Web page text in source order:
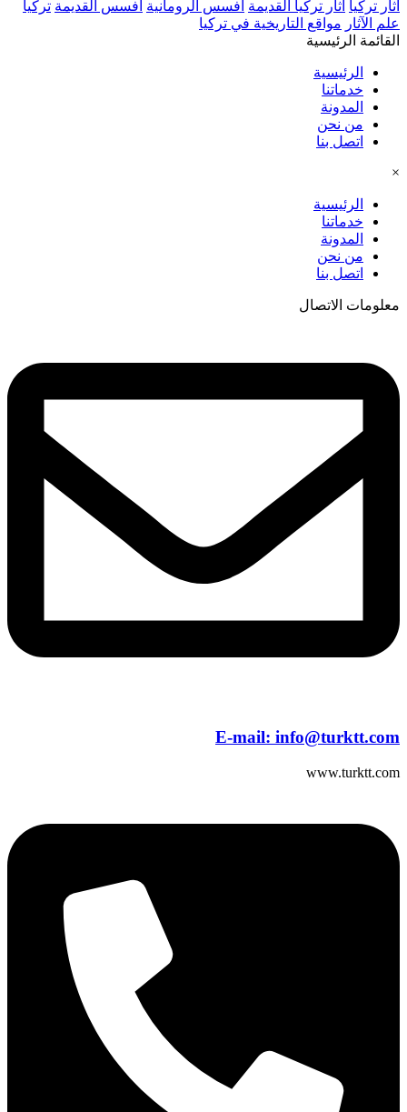
آثار تركيا آثار تركيا القديمة أفسس الرومانية أفسس القديمة تركيا
علم الآثار مواقع التاريخية في تركيا
القائمة الرئيسية
الرئيسية
خدماتنا
المدونة
من نحن
اتصل بنا
×
الرئيسية
خدماتنا
المدونة
من نحن
اتصل بنا
معلومات الاتصال
E-mail: info@turktt.com
www.turktt.com